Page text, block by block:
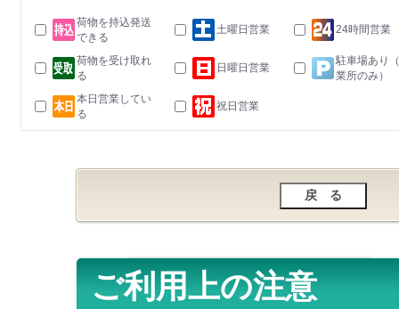
荷物を持込発送
できる
土曜日営業 24時間営業
荷物を受け取れ
る
日曜日営業
駐車場あり
業所のみ）
本日営業してい
る
祝日営業
ご利用上の注意